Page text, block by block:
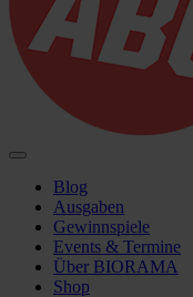
Blog
Ausgaben
Gewinnspiele
Events & Termine
Über BIORAMA
Shop